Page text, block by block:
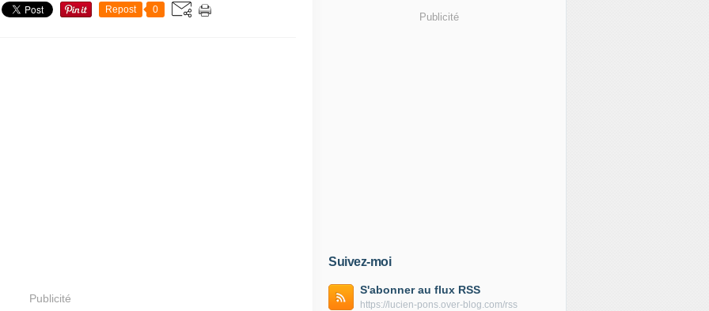
Repost 0
Publicité
Publicité
Suivez-moi
S'abonner au flux RSS
https://lucien-pons.over-blog.com/rss